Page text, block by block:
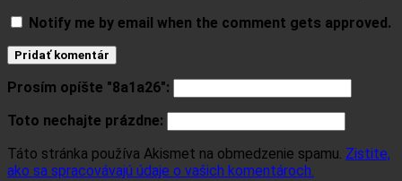
Notify me by email when the comment gets approved.
Prosím opíšte "8a1a26":
Toto nechajte prázdne:
Táto stránka používa Akismet na obmedzenie spamu. Zistite,
ako sa spracovávajú údaje o vašich komentároch.